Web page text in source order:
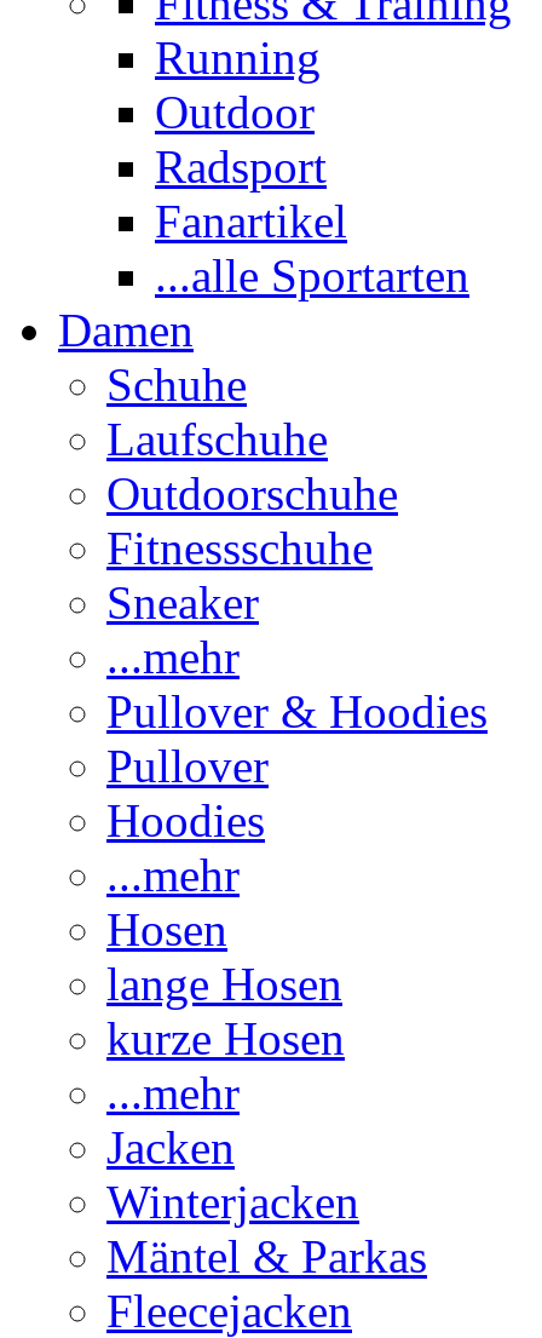
Running
Outdoor
Radsport
Fanartikel
...alle Sportarten
Damen
Schuhe
Laufschuhe
Outdoorschuhe
Fitnessschuhe
Sneaker
...mehr
Pullover & Hoodies
Pullover
Hoodies
...mehr
Hosen
lange Hosen
kurze Hosen
...mehr
Jacken
Winterjacken
Mäntel & Parkas
Fleecejacken